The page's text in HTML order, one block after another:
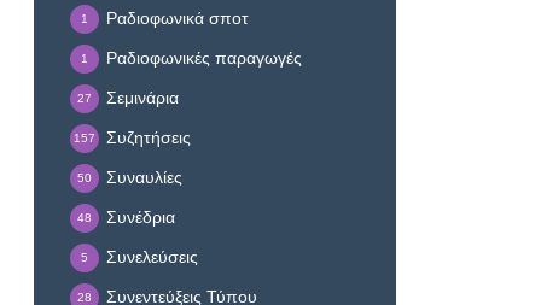
Ραδιοφωνικά σποτ
1
Ραδιοφωνικές παραγωγές
1
Σεμινάρια
27
Συζητήσεις
157
Συναυλίες
50
Συνέδρια
48
Συνελεύσεις
5
Συνεντεύξεις Τύπου
28